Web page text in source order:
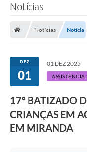
Notícias
Notícias Notícia
DEZ
01
01 DEZ 2025
ASSISTÊNCIA
17º BATIZADO
CRIANÇAS EM
EM MIRANDA